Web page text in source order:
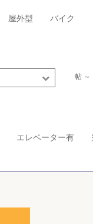
屋外型 バイク
帖 ～
エレベーター有